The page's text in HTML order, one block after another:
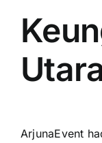
ArjunaEvent